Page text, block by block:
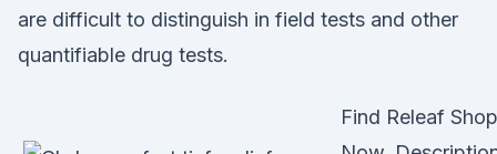
are difficult to distinguish in field tests and other
quantifiable drug tests.
Find Releaf Shop